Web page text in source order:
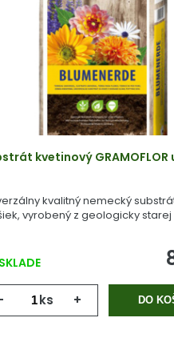
kvetinový GRAMOFLOR
kvalitný nemecký
vyrobený z geologicky starej
ks + DO